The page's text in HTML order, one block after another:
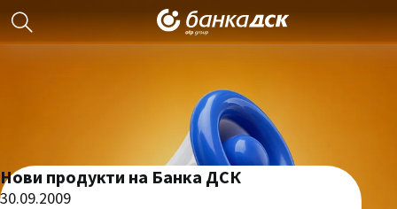
Нови продукти на Банка ДСК
30.09.2009